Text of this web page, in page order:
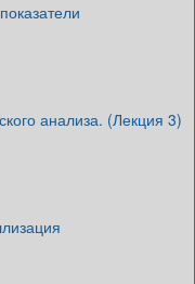
анализа. (Лекция 3)